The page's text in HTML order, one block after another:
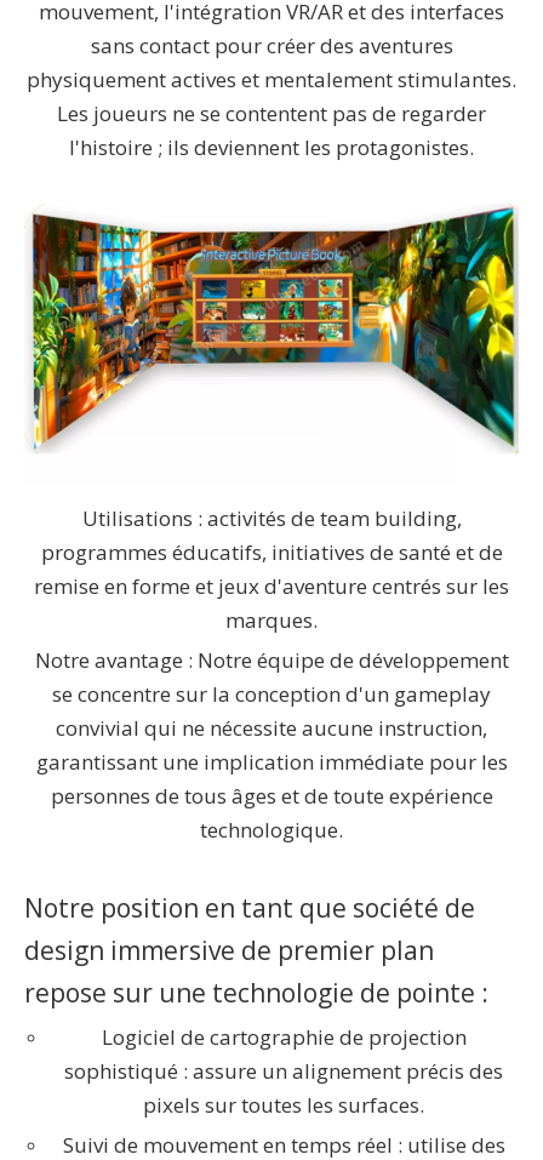
mouvement, l'intégration VR/AR et des interfaces
sans contact pour créer des aventures
physiquement actives et mentalement stimulantes.
Les joueurs ne se contentent pas de regarder
l'histoire ; ils deviennent les protagonistes.
Utilisations : activités de team building,
programmes éducatifs, initiatives de santé et de
remise en forme et jeux d'aventure centrés sur les
marques.
Notre avantage : Notre équipe de développement
se concentre sur la conception d'un gameplay
convivial qui ne nécessite aucune instruction,
garantissant une implication immédiate pour les
personnes de tous âges et de toute expérience
technologique.
Notre position en tant que société de
design immersive de premier plan
repose sur une technologie de pointe :
Logiciel de cartographie de projection
sophistiqué : assure un alignement précis des
pixels sur toutes les surfaces.
Suivi de mouvement en temps réel : utilise des